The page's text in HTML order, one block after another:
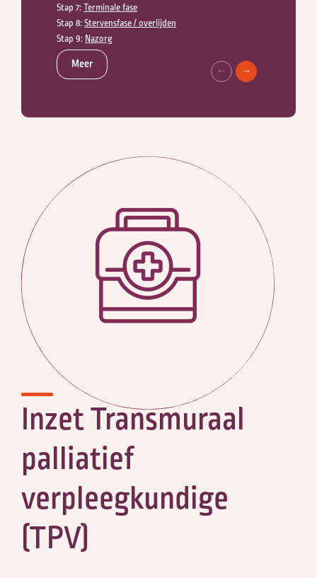
Stap 7:Terminale fase
Stap 8:Stervensfase / overlijden
Stap 9: Nazorg
Meer
Inzet Transmuraal
palliatief
verpleegkundige
(TPV)